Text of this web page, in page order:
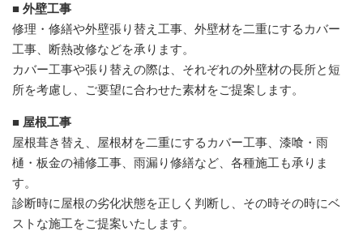
■ 外壁工事
修理・修繕や外壁張り替え工事、外壁材を二重にするカバー
工事、断熱改修などを承ります。
カバー工事や張り替えの際は、それぞれの外壁材の長所と短
所を考慮し、ご要望に合わせた素材をご提案します。
■ 屋根工事
屋根葺き替え、屋根材を二重にするカバー工事、漆喰・雨
樋・板金の補修工事、雨漏り修繕など、各種施工も承りま
す。
診断時に屋根の劣化状態を正しく判断し、その時その時にベ
ストな施工をご提案いたします。